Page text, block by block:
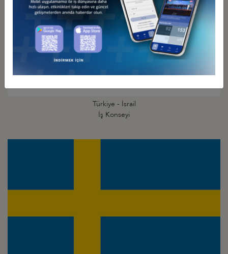
Türkiye - İsrail
İş Konseyi